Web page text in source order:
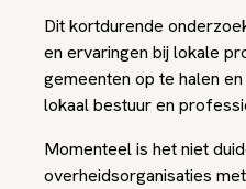
Dit kortdurende
en ervaringen bij lokale
gemeenten op te halen
lokaal bestuur en
Momenteel is het niet
overheidsorganisaties